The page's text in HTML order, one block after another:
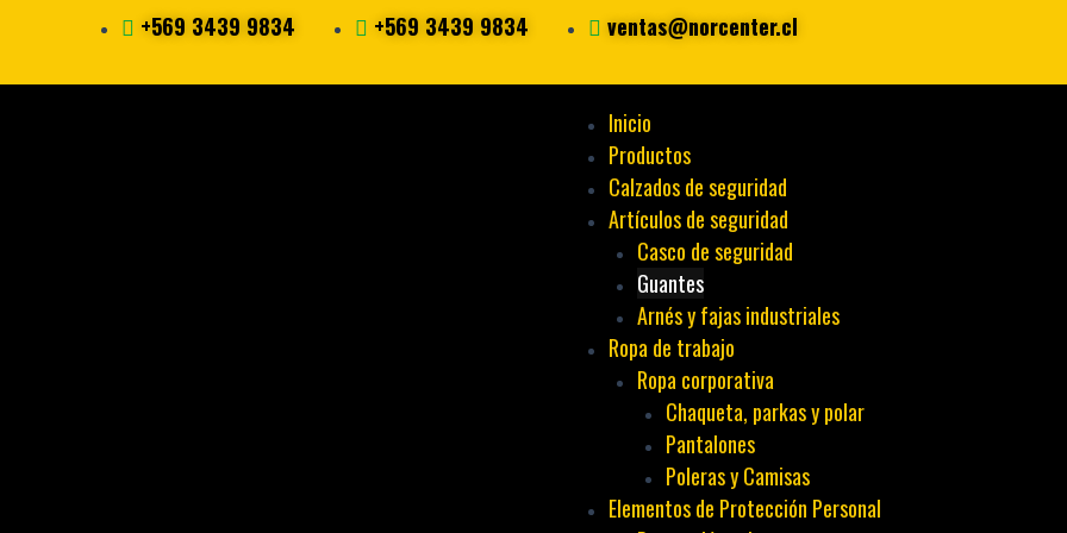
+569 3439 9834 +569 3439 9834 ventas@norcenter.cl
Inicio
Productos
Calzados de seguridad
Artículos de seguridad
Casco de seguridad
Guantes
Arnés y fajas industriales
Ropa de trabajo
Ropa corporativa
Chaqueta, parkas y polar
Pantalones
Poleras y Camisas
Elementos de Protección Personal
Menu